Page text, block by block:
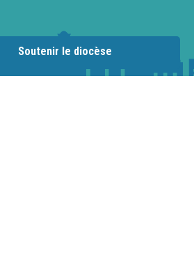
Soutenir le diocèse